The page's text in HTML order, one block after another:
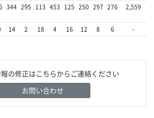
344 295 113 453 125 250 297 276 2,559
14 2 18 4 16 12 8 6 -
の修正はこちらからご連絡ください
お問い合わせ